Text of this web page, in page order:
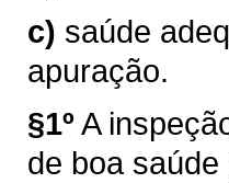
c) saúde
apuração.
§1º A
de boa